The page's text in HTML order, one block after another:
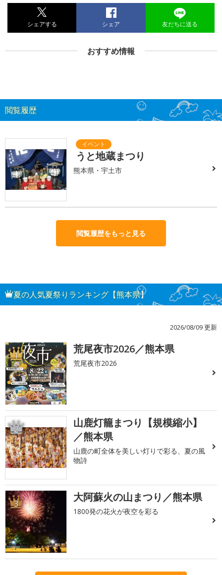
シェアする シェア 友だちに送る
おすすめ情報
閲覧履歴
うと地蔵まつり
熊本県・宇土市
閲覧履歴をもっと見る
夏の人気夏祭りランキング【熊本県】
2026/08/09 更新
1 荒尾夜市2026／熊本県
荒尾夜市2026
2
山鹿灯籠まつり【規模縮小】
／熊本県
山鹿の町全体を美しい灯りで彩る、夏の風
物詩
3 大阿蘇火の山まつり／熊本県
1800発の花火が夜空を彩る